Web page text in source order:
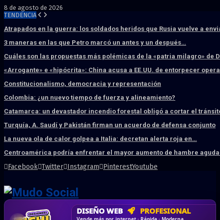
8 de agosto de 2026
TENDENCIA
Atrapados en la guerra: los soldados heridos que Rusia vuelve a
3 maneras en las que Petro marcó un antes y un después…
Cuáles son las propuestas más polémicas de la «patria milagro» de
«Arrogante» e «hipócrita»: China acusa a EE.UU. de entorpecer
Constitucionalismo, democracia y representación
Colombia: ¿un nuevo tiempo de fuerza y alineamiento?
Catamarca: un devastador incendio forestal obligó a cortar el
Turquía, A. Saudí y Pakistán firman un acuerdo de defensa conjunto
La nueva ola de calor golpea a Italia: decretan alerta roja en…
Centroamérica podría enfrentar el mayor aumento de hambre
Facebook Twitter Instagram PinterestYoutube
HOSTING SSD SÚPER RÁPIDO
DISEÑO WEB PROFESIONAL
CRM & DASHBOARD A MEDIDA
CORREO CORPORATIVO